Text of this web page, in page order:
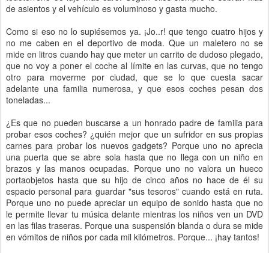
de asientos y el vehículo es voluminoso y gasta mucho.
Como si eso no lo supiésemos ya. ¡Jo..r! que tengo cuatro hijos y
no me caben en el deportivo de moda. Que un maletero no se
mide en litros cuando hay que meter un carrito de dudoso plegado,
que no voy a poner el coche al límite en las curvas, que no tengo
otro para moverme por ciudad, que se lo que cuesta sacar
adelante una familia numerosa, y que esos coches pesan dos
toneladas...
¿Es que no pueden buscarse a un honrado padre de familia para
probar esos coches? ¿quién mejor que un sufridor en sus propias
carnes para probar los nuevos gadgets? Porque uno no aprecia
una puerta que se abre sola hasta que no llega con un niño en
brazos y las manos ocupadas. Porque uno no valora un hueco
portaobjetos hasta que su hijo de cinco años no hace de él su
espacio personal para guardar "sus tesoros" cuando está en ruta.
Porque uno no puede apreciar un equipo de sonido hasta que no
le permite llevar tu música delante mientras los niños ven un DVD
en las filas traseras. Porque una suspensión blanda o dura se mide
en vómitos de niños por cada mil kilómetros. Porque... ¡hay tantos!